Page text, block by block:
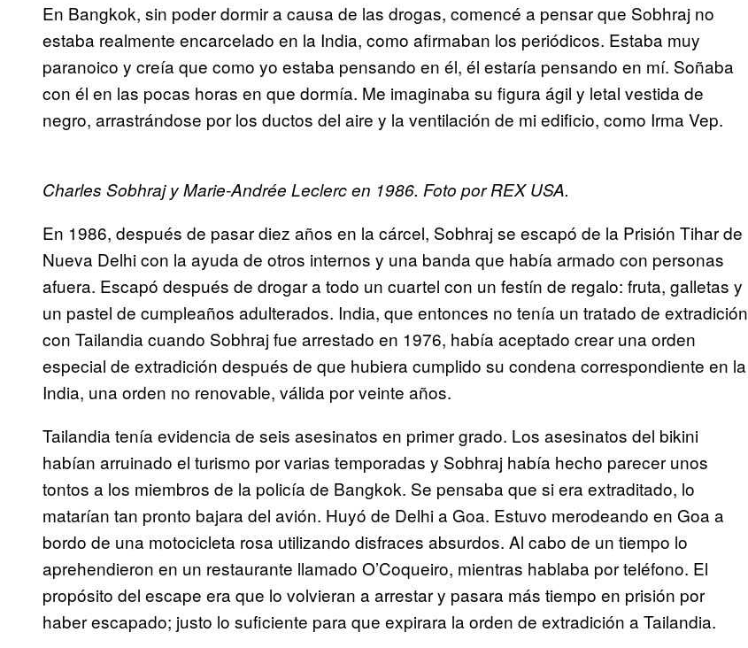
En Bangkok, sin poder dormir a causa de las drogas, comencé a pensar que Sobhraj no
estaba realmente encarcelado en la India, como afirmaban los periódicos. Estaba muy
paranoico y creía que como yo estaba pensando en él, él estaría pensando en mí. Soñaba
con él en las pocas horas en que dormía. Me imaginaba su figura ágil y letal vestida de
negro, arrastrándose por los ductos del aire y la ventilación de mi edificio, como Irma Vep.
Charles Sobhraj y Marie-Andrée Leclerc en 1986. Foto por REX USA.
En 1986, después de pasar diez años en la cárcel, Sobhraj se escapó de la Prisión Tihar de
Nueva Delhi con la ayuda de otros internos y una banda que había armado con personas
afuera. Escapó después de drogar a todo un cuartel con un festín de regalo: fruta, galletas y
un pastel de cumpleaños adulterados. India, que entonces no tenía un tratado de extradición
con Tailandia cuando Sobhraj fue arrestado en 1976, había aceptado crear una orden
especial de extradición después de que hubiera cumplido su condena correspondiente en la
India, una orden no renovable, válida por veinte años.
Tailandia tenía evidencia de seis asesinatos en primer grado. Los asesinatos del bikini
habían arruinado el turismo por varias temporadas y Sobhraj había hecho parecer unos
tontos a los miembros de la policía de Bangkok. Se pensaba que si era extraditado, lo
matarían tan pronto bajara del avión. Huyó de Delhi a Goa. Estuvo merodeando en Goa a
bordo de una motocicleta rosa utilizando disfraces absurdos. Al cabo de un tiempo lo
aprehendieron en un restaurante llamado O’Coqueiro, mientras hablaba por teléfono. El
propósito del escape era que lo volvieran a arrestar y pasara más tiempo en prisión por
haber escapado; justo lo suficiente para que expirara la orden de extradición a Tailandia.